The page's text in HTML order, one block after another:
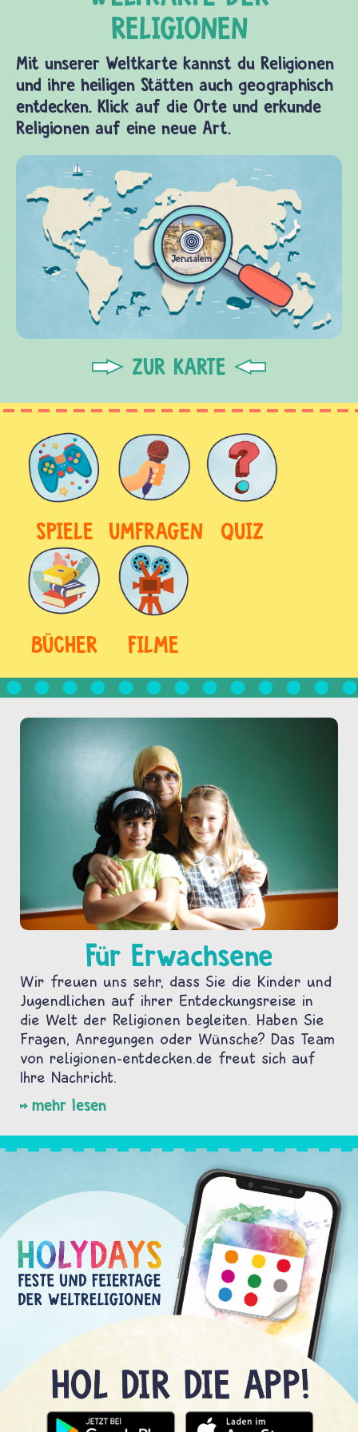
die den
Geboten
im…
Mit unserer Weltkarte kannst du Religionen
und ihre heiligen Stätten auch geographisch
entdecken. Klick auf die Orte und erkunde
Religionen auf eine neue Art.
ZUR KARTE
SPIELE UMFRAGEN QUIZ
BÜCHER FILME
Für Erwachsene
Wir freuen uns sehr, dass Sie die Kinder und
Jugendlichen auf ihrer Entdeckungsreise in
die Welt der Religionen begleiten. Haben Sie
Fragen, Anregungen oder Wünsche? Das Team
von religionen-entdecken.de freut sich auf
Ihre Nachricht.
mehr lesen